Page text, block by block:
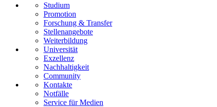
Studium
Promotion
Forschung & Transfer
Stellenangebote
Weiterbildung
Universität
Exzellenz
Nachhaltigkeit
Community
Kontakte
Notfälle
Service für Medien